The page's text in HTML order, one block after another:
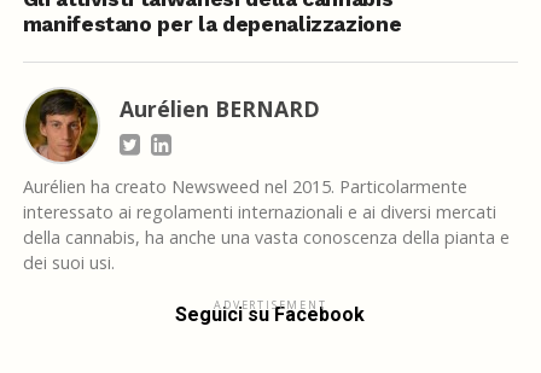
manifestano per la depenalizzazione
Aurélien BERNARD
Aurélien ha creato Newsweed nel 2015. Particolarmente
interessato ai regolamenti internazionali e ai diversi mercati
della cannabis, ha anche una vasta conoscenza della pianta e
dei suoi usi.
ADVERTISEMENT
Seguici su Facebook